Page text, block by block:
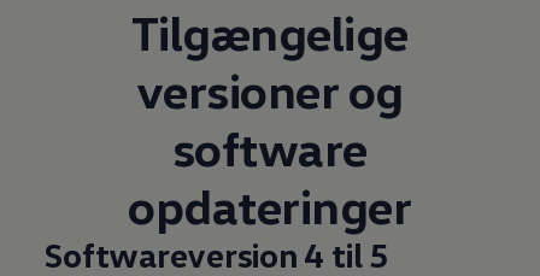
Tilgængelige
versioner og
software
opdateringer
Softwareversion 4 til 5